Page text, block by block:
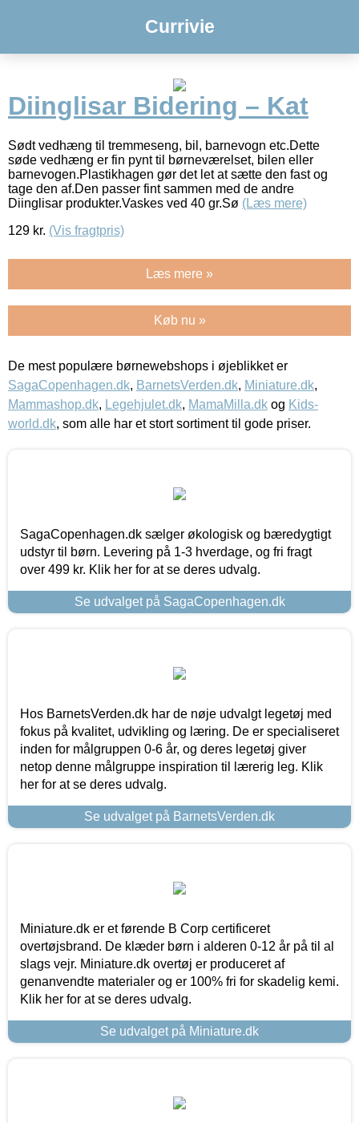
Currivie
Diinglisar Bidering – Kat
Sødt vedhæng til tremmeseng, bil, barnevogn etc.Dette
søde vedhæng er fin pynt til børneværelset, bilen eller
barnevogen.Plastikhagen gør det let at sætte den fast og
tage den af.Den passer fint sammen med de andre
Diinglisar produkter.Vaskes ved 40 gr.Sø (Læs mere)
129 kr. (Vis fragtpris)
Læs mere »
Køb nu »
De mest populære børnewebshops i øjeblikket er
SagaCopenhagen.dk, BarnetsVerden.dk, Miniature.dk,
Mammashop.dk, Legehjulet.dk, MamaMilla.dk og Kids-
world.dk, som alle har et stort sortiment til gode priser.
SagaCopenhagen.dk sælger økologisk og bæredygtigt
udstyr til børn. Levering på 1-3 hverdage, og fri fragt
over 499 kr. Klik her for at se deres udvalg.
Se udvalget på SagaCopenhagen.dk
Hos BarnetsVerden.dk har de nøje udvalgt legetøj med
fokus på kvalitet, udvikling og læring. De er specialiseret
inden for målgruppen 0-6 år, og deres legetøj giver
netop denne målgruppe inspiration til lærerig leg. Klik
her for at se deres udvalg.
Se udvalget på BarnetsVerden.dk
Miniature.dk er et førende B Corp certificeret
overtøjsbrand. De klæder børn i alderen 0-12 år på til al
slags vejr. Miniature.dk overtøj er produceret af
genanvendte materialer og er 100% fri for skadelig kemi.
Klik her for at se deres udvalg.
Se udvalget på Miniature.dk